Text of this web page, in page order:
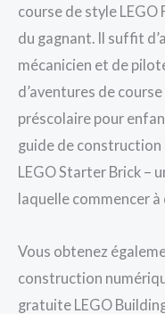
course de style
du gagnant. Il suffit
mécanicien et de
d’aventures de
préscolaire pour
guide de
LEGO Starter Brick –
laquelle commencer
Vous obtenez
construction
gratuite LEGO